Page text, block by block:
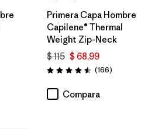
Primera Capa Hombre
Capilene® Thermal
Weight Zip-Neck
$ 115 $ 68,99
Valoración: 4.5 / 5
(166Comentarios
)
Compara